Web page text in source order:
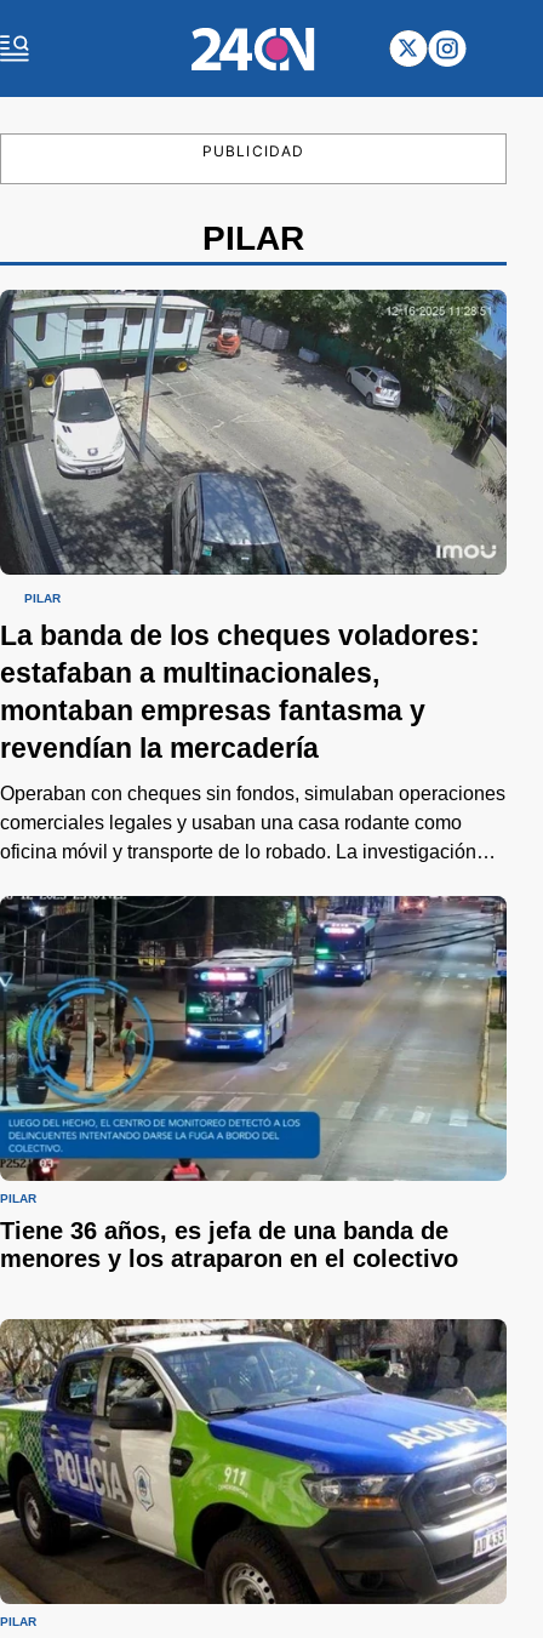
PUBLICIDAD
PILAR
PILAR
La banda de los cheques voladores:
estafaban a multinacionales,
montaban empresas fantasma y
revendían la mercadería
Operaban con cheques sin fondos, simulaban operaciones
comerciales legales y usaban una casa rodante como
oficina móvil y transporte de lo robado. La investigación
PILAR
Tiene 36 años, es jefa de una banda de
menores y los atraparon en el colectivo
PILAR